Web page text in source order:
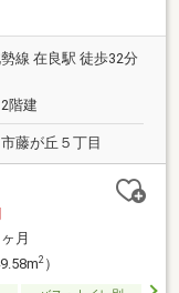
線 在良駅 徒歩32分
階建
藤が丘５丁目
月
2）